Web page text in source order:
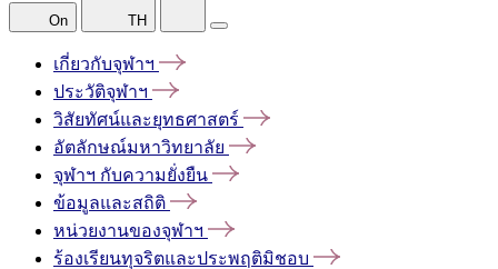
On TH
เกี่ยวกับจุฬาฯ
ประวัติจุฬาฯ
วิสัยทัศน์และยุทธศาสตร์
อัตลักษณ์มหาวิทยาลัย
จุฬาฯ กับความยั่งยืน
ข้อมูลและสถิติ
หน่วยงานของจุฬาฯ
ร้องเรียนทุจริตและประพฤติมิชอบ